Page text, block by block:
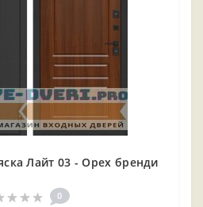
Лайт 03 - Орех бренди
0